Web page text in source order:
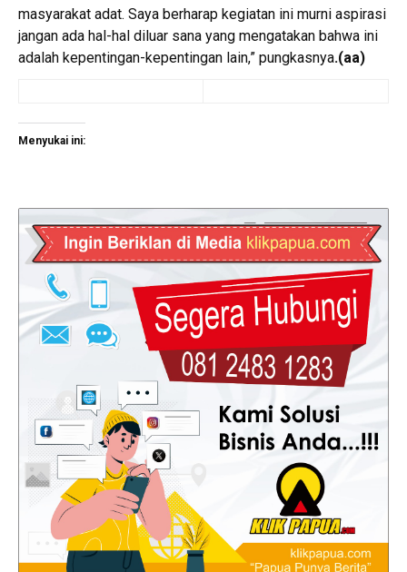
masyarakat adat. Saya berharap kegiatan ini murni aspirasi
jangan ada hal-hal diluar sana yang mengatakan bahwa ini
adalah kepentingan-kepentingan lain,” pungkasnya.(aa)
Menyukai ini: